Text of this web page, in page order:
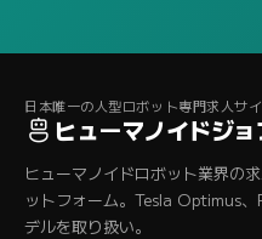
日本唯一の人型ロボット専門求人サ
ヒューマノイドジ
ヒューマノイドロボット業界の
ットフォーム。Tesla Optimus
デルを取り扱い。